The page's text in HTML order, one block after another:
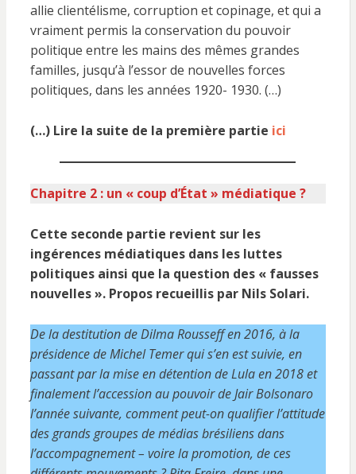
allie clientélisme, corruption et copinage, et qui a
vraiment permis la conservation du pouvoir
politique entre les mains des mêmes grandes
familles, jusqu’à l’essor de nouvelles forces
politiques, dans les années 1920- 1930. (…)
(…) Lire la suite de la première partie ici
Chapitre 2 : un « coup d’État » médiatique ?
Cette seconde partie revient sur les
ingérences médiatiques dans les luttes
politiques ainsi que la question des « fausses
nouvelles ». Propos recueillis par Nils Solari.
De la destitution de Dilma Rousseff en 2016, à la
présidence de Michel Temer qui s’en est suivie, en
passant par la mise en détention de Lula en 2018 et
finalement l’accession au pouvoir de Jair Bolsonaro
l’année suivante, comment peut-on qualifier l’attitude
des grands groupes de médias brésiliens dans
l’accompagnement – voire la promotion, de ces